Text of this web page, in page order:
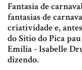
Fantasia de
fantasias de
criatividade e,
do Sítio do Pica
Emília - Isabelle
dizendo.